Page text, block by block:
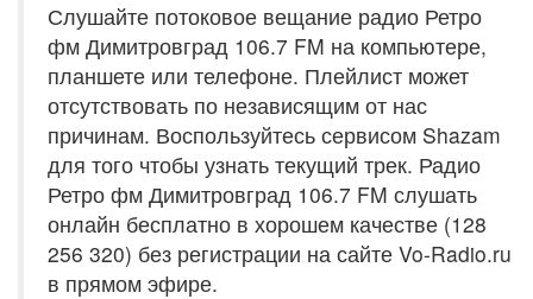
Слушайте потоковое вещание радио Ретро
фм Димитровград 106.7 FM на компьютере,
планшете или телефоне. Плейлист может
отсутствовать по независящим от нас
причинам. Воспользуйтесь сервисом Shazam
для того чтобы узнать текущий трек. Радио
Ретро фм Димитровград 106.7 FM слушать
онлайн бесплатно в хорошем качестве (128
256 320) без регистрации на сайте Vo-Radio.ru
в прямом эфире.